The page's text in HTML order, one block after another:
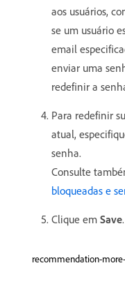
aos usuários,
se um usuário
email
enviar uma
redefinir a
Para redefinir
atual,
senha.
Consulte
bloqueadas e
Clique em Save.
recommendation-